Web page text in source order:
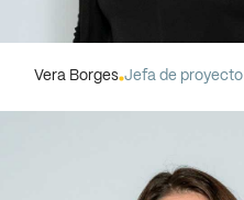
Vera Borges Jefa de proyecto